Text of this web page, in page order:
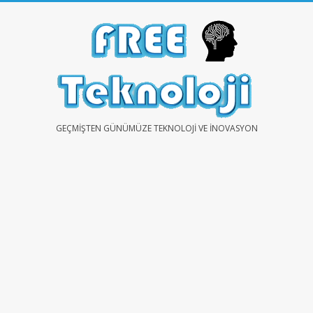
FREEGEÇMIŞTEN GÜNÜMÜZE TEKNOLOJI VE İNOVASYON